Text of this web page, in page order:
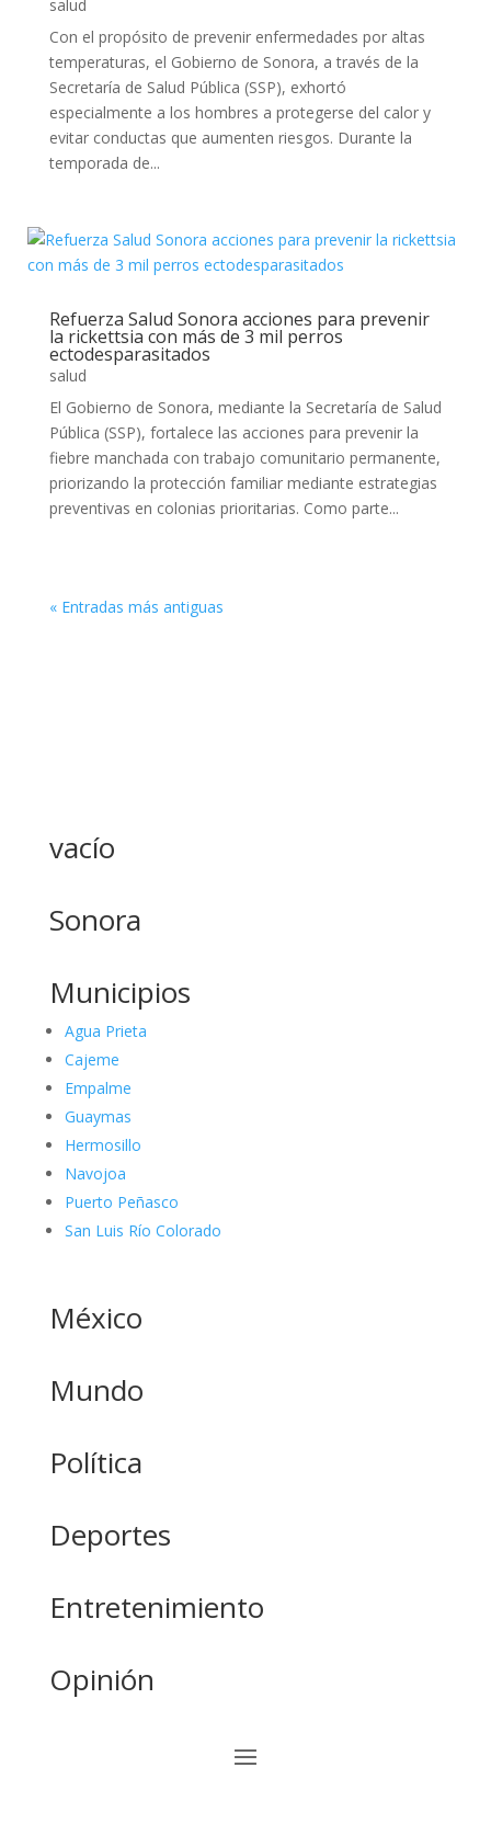
salud
Con el propósito de prevenir enfermedades por altas
temperaturas, el Gobierno de Sonora, a través de la
Secretaría de Salud Pública (SSP), exhortó
especialmente a los hombres a protegerse del calor y
evitar conductas que aumenten riesgos. Durante la
temporada de...
Refuerza Salud Sonora acciones para prevenir
la rickettsia con más de 3 mil perros
ectodesparasitados
salud
El Gobierno de Sonora, mediante la Secretaría de Salud
Pública (SSP), fortalece las acciones para prevenir la
fiebre manchada con trabajo comunitario permanente,
priorizando la protección familiar mediante estrategias
preventivas en colonias prioritarias. Como parte...
« Entradas más antiguas
vacío
Sonora
Municipios
Agua Prieta
Cajeme
Empalme
Guaymas
Hermosillo
Navojoa
Puerto Peñasco
San Luis Río Colorado
México
Mundo
Política
Deportes
Entretenimiento
Opinión